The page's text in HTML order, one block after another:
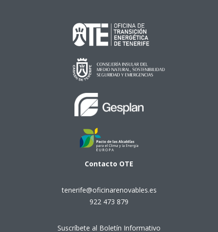
Contacto OTE
tenerife@oficinarenovables.es
922 473 879
Suscríbete al Boletín Informativo